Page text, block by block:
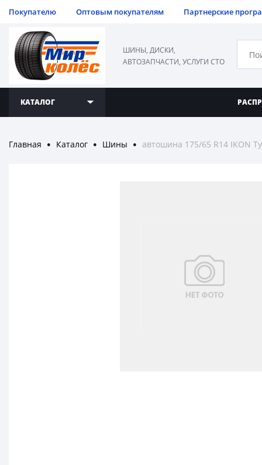
Покупателю Оптовым покупателям Партнерские
ШИНЫ, ДИСКИ,
АВТОЗАПЧАСТИ, УСЛУГИ СТО
КАТАЛОГ
Главная ● Каталог ● Шины ● автошина 175/65 R14 IKON